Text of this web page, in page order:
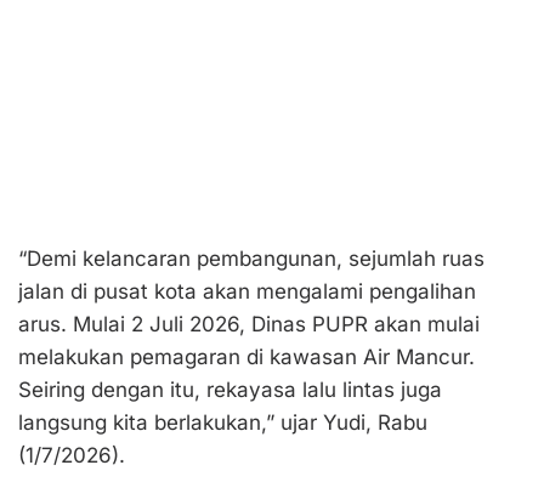
“Demi kelancaran pembangunan, sejumlah ruas
jalan di pusat kota akan mengalami pengalihan
arus. Mulai 2 Juli 2026, Dinas PUPR akan mulai
melakukan pemagaran di kawasan Air Mancur.
Seiring dengan itu, rekayasa lalu lintas juga
langsung kita berlakukan,” ujar Yudi, Rabu
(1/7/2026).